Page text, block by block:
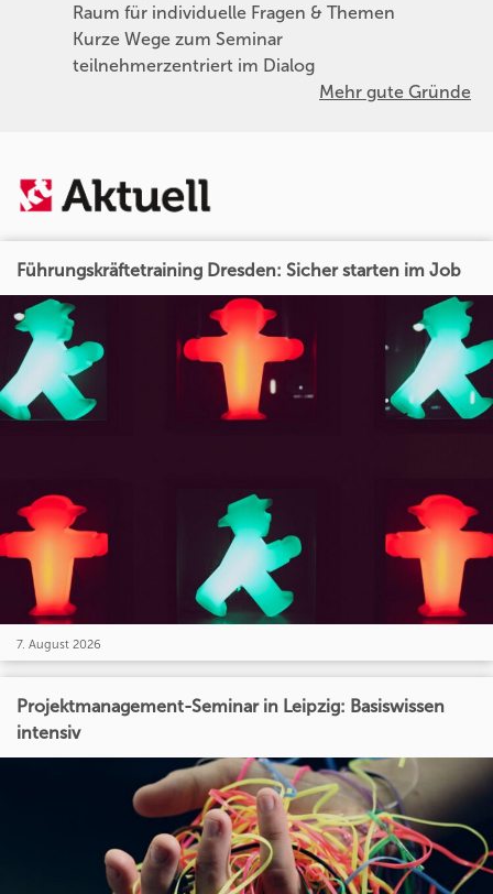
Raum für individuelle Fragen & Themen
Kurze Wege zum Seminar
teilnehmerzentriert im Dialog
Mehr gute Gründe
Führungskräftetraining Dresden: Sicher starten im Job
7. August 2026
Projektmanagement-Seminar in Leipzig: Basiswissen
intensiv